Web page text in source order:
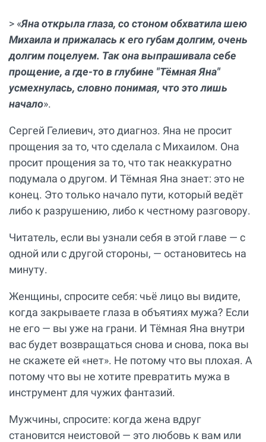
> «Яна открыла глаза, со стоном обхватила шею
Михаила и прижалась к его губам долгим, очень
долгим поцелуем. Так она выпрашивала себе
прощение, а где-то в глубине "Тёмная Яна"
усмехнулась, словно понимая, что это лишь
начало».
Сергей Гелиевич, это диагноз. Яна не просит
прощения за то, что сделала с Михаилом. Она
просит прощения за то, что так неаккуратно
подумала о другом. И Тёмная Яна знает: это не
конец. Это только начало пути, который ведёт
либо к разрушению, либо к честному разговору.
Читатель, если вы узнали себя в этой главе — с
одной или с другой стороны, — остановитесь на
минуту.
Женщины, спросите себя: чьё лицо вы видите,
когда закрываете глаза в объятиях мужа? Если
не его — вы уже на грани. И Тёмная Яна внутри
вас будет возвращаться снова и снова, пока вы
не скажете ей «нет». Не потому что вы плохая. А
потому что вы не хотите превратить мужа в
инструмент для чужих фантазий.
Мужчины, спросите: когда жена вдруг
становится неистовой — это любовь к вам или